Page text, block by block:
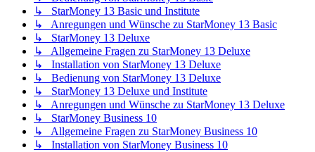
↳ StarMoney 13 Basic und Institute
↳ Anregungen und Wünsche zu StarMoney 13 Basic
↳ StarMoney 13 Deluxe
↳ Allgemeine Fragen zu StarMoney 13 Deluxe
↳ Installation von StarMoney 13 Deluxe
↳ Bedienung von StarMoney 13 Deluxe
↳ StarMoney 13 Deluxe und Institute
↳ Anregungen und Wünsche zu StarMoney 13 Deluxe
↳ StarMoney Business 10
↳ Allgemeine Fragen zu StarMoney Business 10
↳ Installation von StarMoney Business 10